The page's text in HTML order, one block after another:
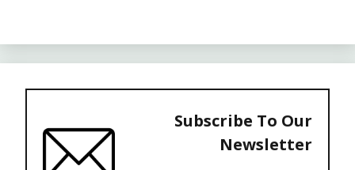
Subscribe To Our
Newsletter